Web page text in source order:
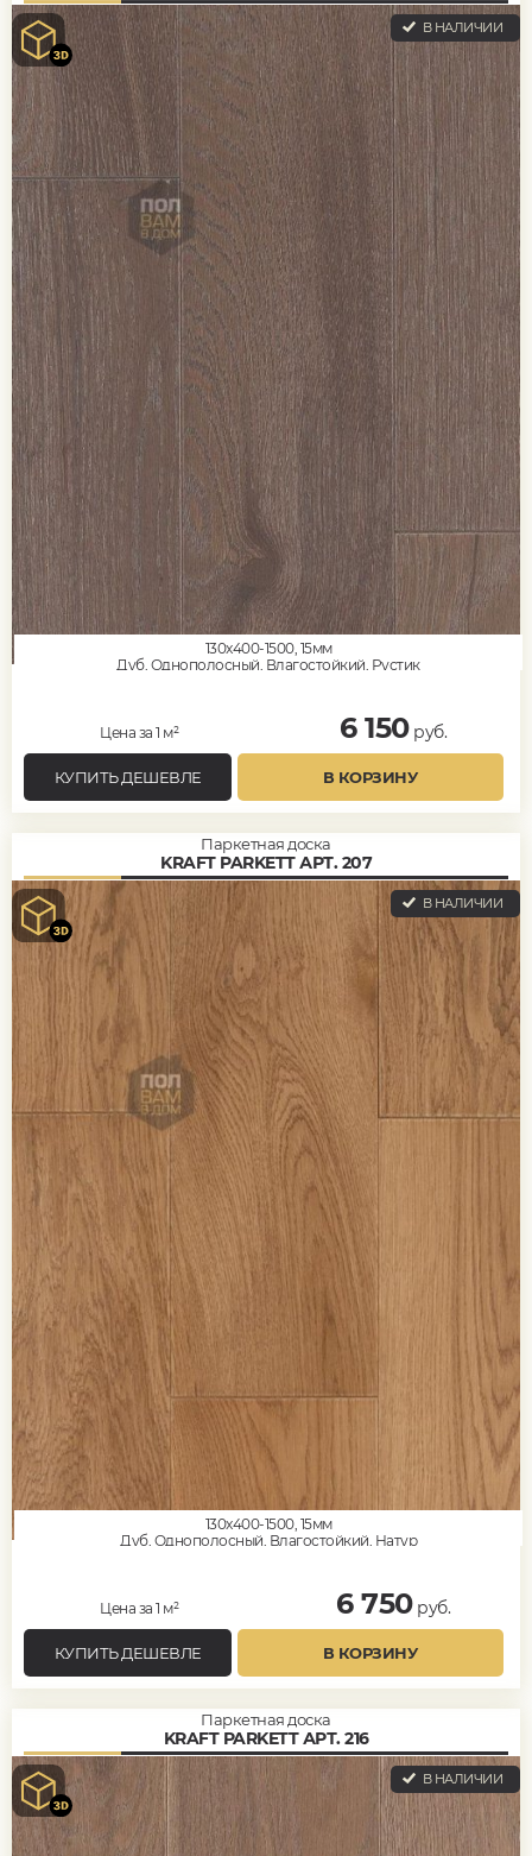
В НАЛИЧИИ
130x400-1500, 15мм
Дуб, Однополосный, Влагостойкий, Рустик
Цена за 1 м² 6 150руб.
КУПИТЬ ДЕШЕВЛЕ В КОРЗИНУ
Паркетная доска
KRAFT PARKETT АРТ. 207
В НАЛИЧИИ
130x400-1500, 15мм
Дуб, Однополосный, Влагостойкий, Натур
Цена за 1 м² 6 750руб.
КУПИТЬ ДЕШЕВЛЕ В КОРЗИНУ
Паркетная доска
KRAFT PARKETT АРТ. 216
В НАЛИЧИИ